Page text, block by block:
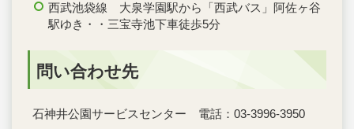
西武池袋線 大泉学園駅から「西武バス」阿佐ヶ谷
駅ゆき・・三宝寺池下車徒歩5分
問い合わせ先
石神井公園サービスセンター 電話：03-3996-3950